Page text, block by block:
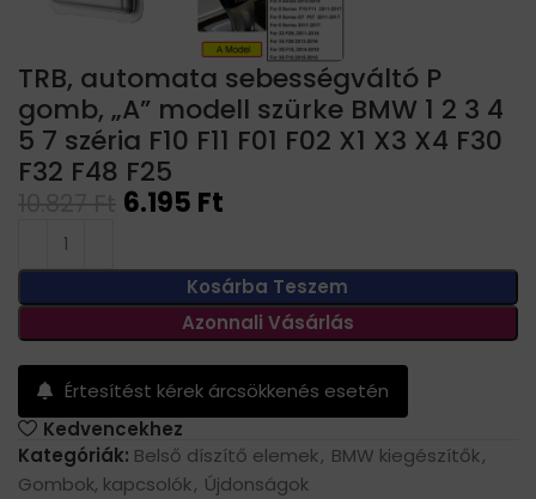
TRB, automata sebességváltó P
gomb, „A” modell szürke BMW 1 2 3 4
5 7 széria F10 F11 F01 F02 X1 X3 X4 F30
F32 F48 F25
6.195 Ft
Kosárba Teszem
Azonnali Vásárlás
Értesítést kérek árcsökkenés esetén
Kedvencekhez
Kategóriák: Belső díszítő elemek, BMW kiegészítők,
Gombok, kapcsolók, Újdonságok